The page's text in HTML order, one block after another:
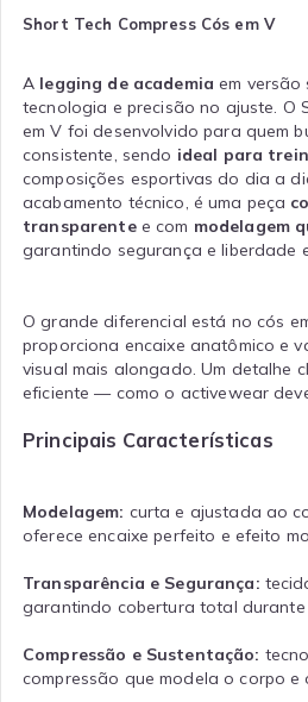
Short Tech Compress Cós em V
A legging de academia em
tecnologia e precisão no ajuste. O
em V foi desenvolvido para quem
consistente, sendo ideal para
composições esportivas do dia a
acabamento técnico, é uma peça
transparentee com modelagem
garantindo segurança e liberdade
O grande diferencial está no cós
proporciona encaixe anatômico e
visual mais alongado. Um detalhe
eficiente — como o activewear
Principais Características
Modelagem: curta e ajustada ao
oferece encaixe perfeito e efeito
Transparência e Segurança:
garantindo cobertura total durante
Compressão e Sustentação:
compressão que modela o corpo e